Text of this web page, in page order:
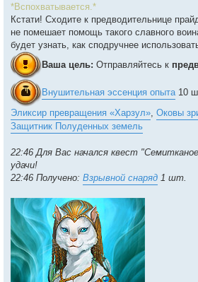
*Вспохватывается.*
Кстати! Сходите к предводительнице
не помешает помощь такого славного
будет узнать, как сподручнее
Ваша цель: Отправляйтесь к
Внушительная эссенция опыта 10
Эликсир превращения «Харзул» Оковы
Защитник Полуденных земель
22:46 Для Вас начался квест
удачи!
22:46 Получено: Взрывной снаряд 1 шт.